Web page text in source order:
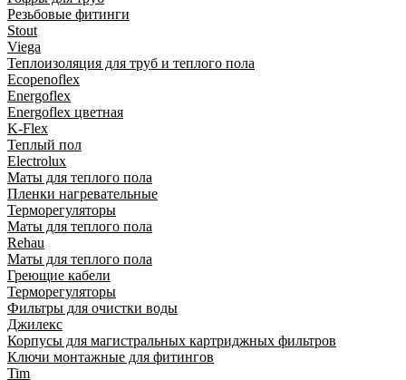
Резьбовые фитинги
Stout
Viega
Теплоизоляция для труб и теплого пола
Ecopenoflex
Energoflex
Energoflex цветная
K-Flex
Теплый пол
Electrolux
Маты для теплого пола
Пленки нагревательные
Терморегуляторы
Маты для теплого пола
Rehau
Маты для теплого пола
Греющие кабели
Терморегуляторы
Фильтры для очистки воды
Джилекс
Корпусы для магистральных картриджных фильтров
Ключи монтажные для фитингов
Tim